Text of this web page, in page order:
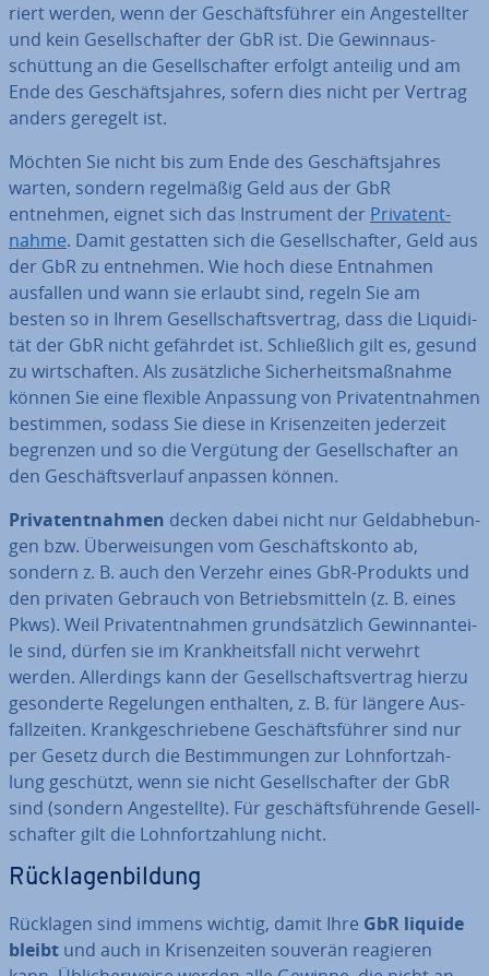
riert werden, wenn der Ge­schäfts­füh­rer ein An­ge­stell­ter
und kein Ge­sell­schaf­ter der GbR ist. Die Ge­winn­aus­
schüt­tung an die Ge­sell­schaf­ter erfolgt anteilig und am
Ende des Ge­schäfts­jah­res, sofern dies nicht per Vertrag
anders geregelt ist.
Möchten Sie nicht bis zum Ende des Ge­schäfts­jah­res
warten, sondern re­gel­mä­ßig Geld aus der GbR
entnehmen, eignet sich das In­stru­ment der Pri­vat­ent­
nah­me. Damit gestatten sich die Ge­sell­schaf­ter, Geld aus
der GbR zu entnehmen. Wie hoch diese Entnahmen
ausfallen und wann sie erlaubt sind, regeln Sie am
besten so in Ihrem Ge­sell­schafts­ver­trag, dass die Li­qui­di­
tät der GbR nicht gefährdet ist. Schließ­lich gilt es, gesund
zu wirt­schaf­ten. Als zu­sätz­li­che Si­cher­heits­maß­nah­me
können Sie eine flexible Anpassung von Pri­vat­ent­nah­men
bestimmen, sodass Sie diese in Kri­sen­zei­ten jederzeit
begrenzen und so die Vergütung der Ge­sell­schaf­ter an
den Ge­schäfts­ver­lauf anpassen können.
Pri­vat­ent­nah­men decken dabei nicht nur Geld­ab­he­bun­
gen bzw. Über­wei­sun­gen vom Ge­schäfts­kon­to ab,
sondern z. B. auch den Verzehr eines GbR-Produkts und
den privaten Gebrauch von Be­triebs­mit­teln (z. B. eines
Pkws). Weil Pri­vat­ent­nah­men grund­sätz­lich Ge­winn­an­tei­
le sind, dürfen sie im Krank­heits­fall nicht verwehrt
werden. Al­ler­dings kann der Ge­sell­schafts­ver­trag hierzu
ge­son­der­te Re­ge­lun­gen enthalten, z. B. für längere Aus­
fall­zei­ten. Krank­ge­schrie­be­ne Ge­schäfts­füh­rer sind nur
per Gesetz durch die Be­stim­mun­gen zur Lohn­fort­zah­
lung geschützt, wenn sie nicht Ge­sell­schaf­ter der GbR
sind (sondern An­ge­stell­te). Für ge­schäfts­füh­ren­de Ge­sell­
schaf­ter gilt die Lohn­fort­zah­lung nicht.
Rück­la­gen­bil­dung
Rücklagen sind immens wichtig, damit Ihre GbR liquide
bleibt und auch in Kri­sen­zei­ten souverän reagieren